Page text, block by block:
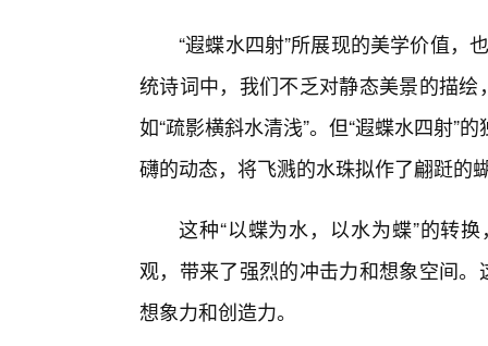
“遐蝶水四射”所展现的美学价值，
统诗词中，我们不乏对静态美景的描
如“疏影横斜水清浅”。但“遐蝶水四射”
礴的动态，将飞溅的水珠拟作了翩跹的
这种“以蝶为水，以水为蝶”的转
观，带来了强烈的冲击力和想象空间
想象力和创造力。